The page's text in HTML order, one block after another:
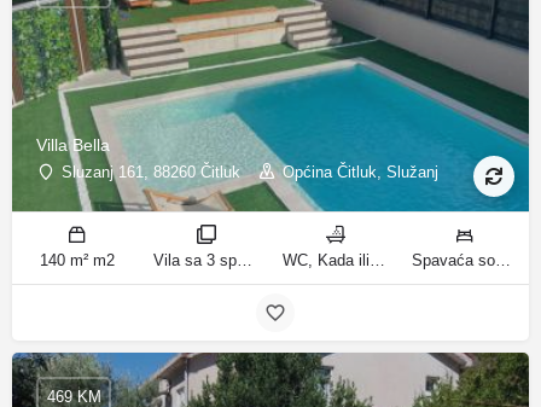
Villa Bella
Sluzanj 161, 88260 Čitluk Općina Čitluk, Služanj
140 m² m2 Vila sa 3 spavaće sobe sobe WC, Kada ili tuš kupatila Spavaća soba 1: 1 bračni krevet | Spavaća soba 2: 2 kreveta za jednu osobu | Spavaća soba 3: 2 kreveta za jednu osobu | Dnevni boravak: 1 kauč na razvlačenje ležaja
469 KM